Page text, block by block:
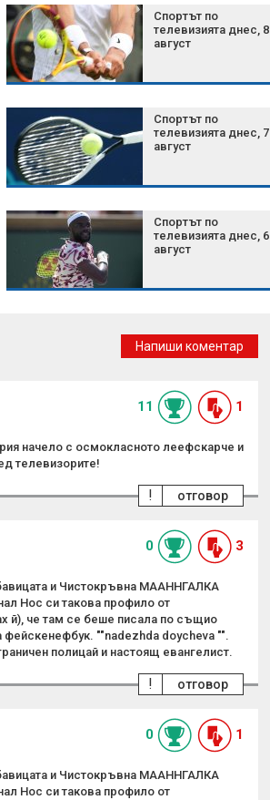
Спортът по
телевизията днес, 8
август
Спортът по
телевизията днес, 7
август
Спортът по
телевизията днес, 6
август
90-годишен мъж от
Кобиляне е в
Турция ограничава
корабния трафик към
Потребители: Цените
растат след
въвеждането на
Напиши коментар
11 1
начело с осмокласното леефскарче и
телевизорите!
отговор
!
0 3
и Чистокръвна МААННГАЛКА
Нос си такова профило от
й), че там се беше писала по същио
фейскенефбук. ""nadezhda doycheva "".
полицай и настоящ евангелист.
отговор
!
0 1
и Чистокръвна МААННГАЛКА
Нос си такова профило от